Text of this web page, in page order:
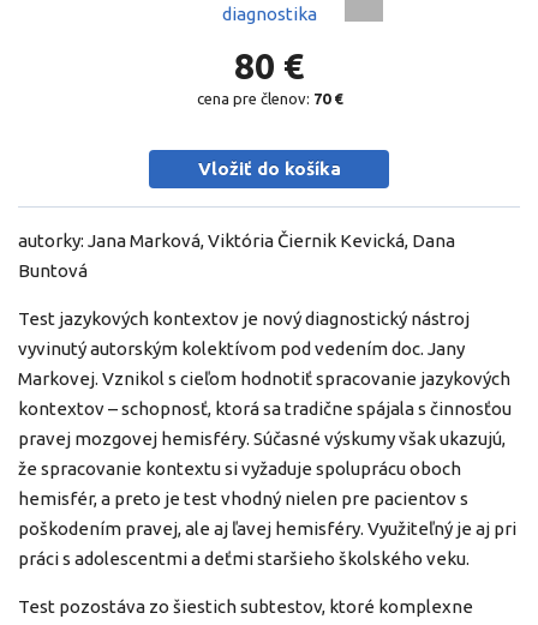
80 €
cena pre členov: 70 €
Vložiť do košíka
autorky: Jana Marková, Viktória Čiernik Kevická, Dana
Buntová
Test jazykových kontextov je nový diagnostický nástroj
vyvinutý autorským kolektívom pod vedením doc. Jany
Markovej. Vznikol s cieľom hodnotiť spracovanie jazykových
kontextov – schopnosť, ktorá sa tradične spájala s činnosťou
pravej mozgovej hemisféry. Súčasné výskumy však ukazujú,
že spracovanie kontextu si vyžaduje spoluprácu oboch
hemisfér, a preto je test vhodný nielen pre pacientov s
poškodením pravej, ale aj ľavej hemisféry. Využiteľný je aj pri
práci s adolescentmi a deťmi staršieho školského veku.
Test pozostáva zo šiestich subtestov, ktoré komplexne